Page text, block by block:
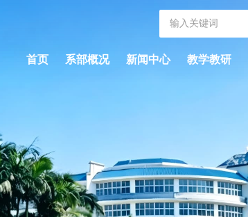
首页 系部概况 新闻中心 教学教研